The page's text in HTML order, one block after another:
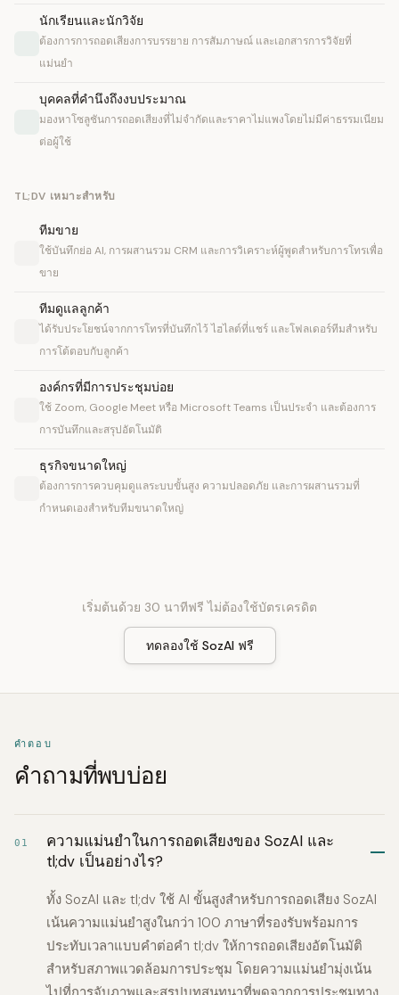
นักเรียนและนักวิจัย
ต้องการการถอดเสียงการบรรยาย การสัมภาษณ์ และเอกสารการวิจัยที่
แม่นยำ
บุคคลที่คำนึงถึงงบประมาณ
มองหาโซลูชันการถอดเสียงที่ไม่จำกัดและราคาไม่แพงโดยไม่มีค่าธรรมเนียม
ต่อผู้ใช้
TL;DV เหมาะสำหรับ
ทีมขาย
ใช้บันทึกย่อ AI, การผสานรวม CRM และการวิเคราะห์ผู้พูดสำหรับการโทรเพื่อ
ขาย
ทีมดูแลลูกค้า
ได้รับประโยชน์จากการโทรที่บันทึกไว้ ไฮไลต์ที่แชร์ และโฟลเดอร์ทีมสำหรับ
การโต้ตอบกับลูกค้า
องค์กรที่มีการประชุมบ่อย
ใช้ Zoom, Google Meet หรือ Microsoft Teams เป็นประจำ และต้องการ
การบันทึกและสรุปอัตโนมัติ
ธุรกิจขนาดใหญ่
ต้องการการควบคุมดูแลระบบขั้นสูง ความปลอดภัย และการผสานรวมที่
กำหนดเองสำหรับทีมขนาดใหญ่
เริ่มต้นด้วย 30 นาทีฟรี ไม่ต้องใช้บัตรเครดิต
ทดลองใช้ SozAI ฟรี
คำตอบ
คำถามที่พบบ่อย
01
ความแม่นยำในการถอดเสียงของ SozAI และ
tl;dv เป็นอย่างไร?
ทั้ง SozAI และ tl;dv ใช้ AI ขั้นสูงสำหรับการถอดเสียง SozAI
เน้นความแม่นยำสูงในกว่า 100 ภาษาที่รองรับพร้อมการ
ประทับเวลาแบบคำต่อคำ tl;dv ให้การถอดเสียงอัตโนมัติ
สำหรับสภาพแวดล้อมการประชุม โดยความแม่นยำมุ่งเน้น